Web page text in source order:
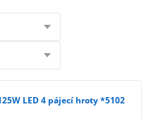
LED 4 pájecí hroty *5102